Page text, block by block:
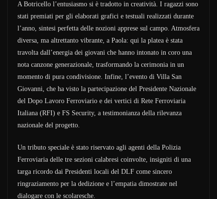
A Botricello l’entusiasmo si è tradotto in creatività. I ragazzi sono
stati premiati per gli elaborati grafici e testuali realizzati durante
l’anno, sintesi perfetta delle nozioni apprese sul campo. Atmosfera
diversa, ma altrettanto vibrante, a Paola: qui la platea è stata
travolta dall’energia dei giovani che hanno intonato in coro una
nota canzone generazionale, trasformando la cerimonia in un
momento di pura condivisione. Infine, l’evento di Villa San
Giovanni, che ha visto la partecipazione del Presidente Nazionale
del Dopo Lavoro Ferroviario e dei vertici di Rete Ferroviaria
Italiana (RFI) e FS Security, a testimonianza della rilevanza
nazionale del progetto.
Un tributo speciale è stato riservato agli agenti della Polizia
Ferroviaria delle tre sezioni calabresi coinvolte, insigniti di una
targa ricordo dai Presidenti locali del DLF come sincero
ringraziamento per la dedizione e l’empatia dimostrate nel
dialogare con le scolaresche.